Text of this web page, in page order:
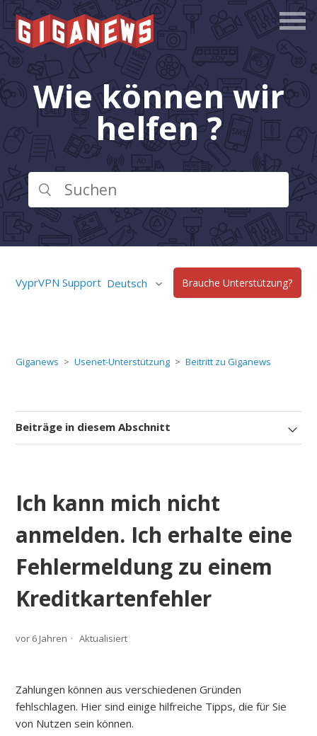
Wie können wir
helfen ?
VyprVPN Support Deutsch Brauche Unterstützung?
Giganews Usenet-Unterstützung Beitritt zu Giganews
Beiträge in diesem Abschnitt
Ich kann mich nicht
anmelden. Ich erhalte eine
Fehlermeldung zu einem
Kreditkartenfehler
vor 6 Jahren Aktualisiert
Zahlungen können aus verschiedenen Gründen
fehlschlagen. Hier sind einige hilfreiche Tipps, die für Sie
von Nutzen sein können.